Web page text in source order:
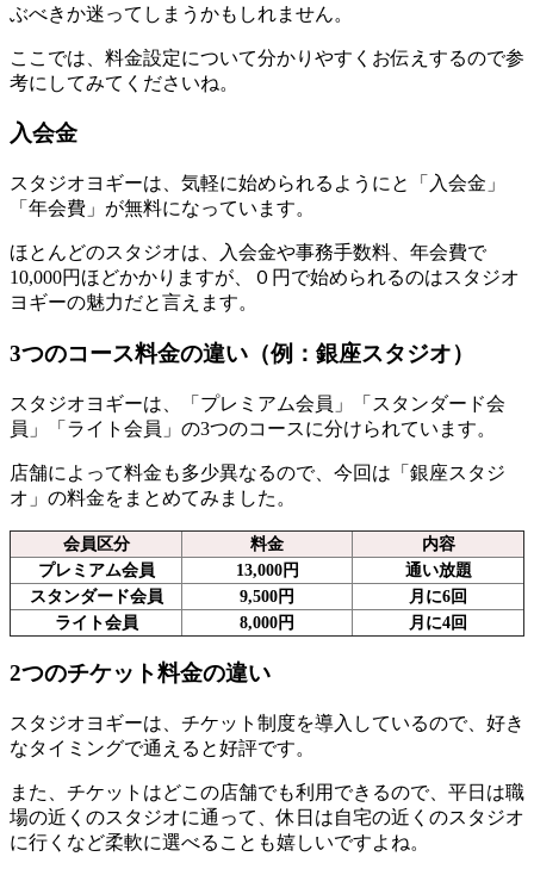
ぶべきか迷ってしまうかもしれません。
ここでは、料金設定について分かりやすくお伝えするので参
考にしてみてくださいね。
入会金
スタジオヨギーは、気軽に始められるようにと
「入会金」
「年会費」が無料になっています。
ほとんどのスタジオは、入会金や事務手数料、年会費で
10,000円ほどかかりますが、
０円で始められるのはスタジオ
ヨギーの魅力だと言えます。
3つのコース料金の違い（例：銀座スタジオ）
スタジオヨギーは、「プレミアム会員」「スタンダード会
員」「ライト会員」の3つのコースに分けられています。
店舗によって料金も多少異なるので、 今回は「銀座スタジ
オ」の料金をまとめてみました。
会員区分 料金
内容
プレミアム会員
13,000円
通い放題
スタンダード会員
9,500円
月に6回
ライト会員
8,000円 月に4回
2つのチケット料金の違い
スタジオヨギーは、チケット制度を導入しているので、 好き
なタイミングで通えると好評です。
また、 チケットはどこの店舗でも利用できるので、平日は職
場の近くのスタジオに通って、休日は自宅の近くのスタジオ
に行くなど柔軟に選べることも嬉しいですよね。